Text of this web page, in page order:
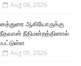
Aug 06, 2026
ஆகியோருக்கு
நீதிமன்றத்தினால்
Aug 05, 2026